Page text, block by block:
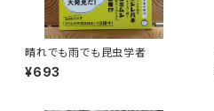
晴れでも雨でも昆虫学者
¥693